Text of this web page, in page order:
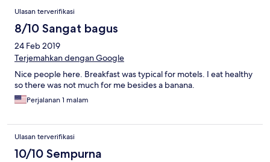
Ulasan terverifikasi
8/10 Sangat bagus
24 Feb 2019
Terjemahkan dengan Google
Nice people here. Breakfast was typical for motels. I eat healthy
so there was not much for me besides a banana.
Perjalanan 1 malam
Ulasan terverifikasi
10/10 Sempurna